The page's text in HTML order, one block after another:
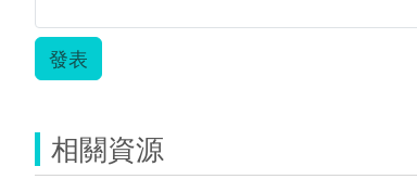
發表
相關資源